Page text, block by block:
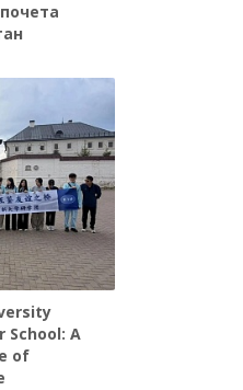
School: A
of